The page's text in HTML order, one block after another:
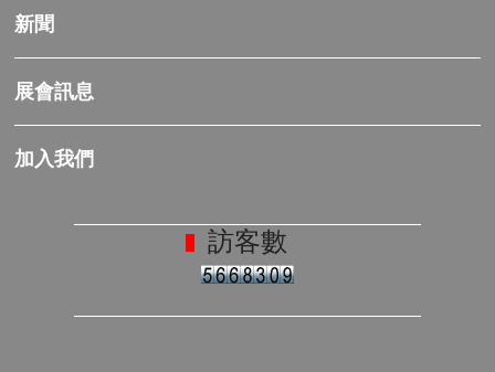
新聞
展會訊息
加入我們
訪客數